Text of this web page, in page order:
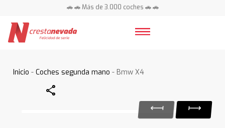
🚗 🚗 Más de 3.000 coches 🚗 🚗
Inicio -Coches segunda mano - Bmw X4
Share